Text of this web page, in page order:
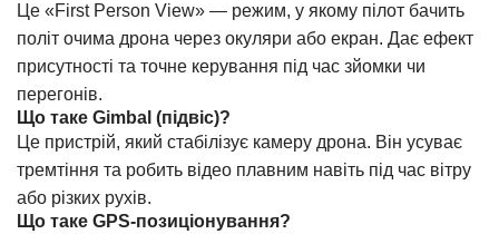
Це «First Person View» — режим, у якому пілот бачить
політ очима дрона через окуляри або екран. Дає ефект
присутності та точне керування під час зйомки чи
перегонів.
Що таке Gimbal (підвіс)?
Це пристрій, який стабілізує камеру дрона. Він усуває
тремтіння та робить відео плавним навіть під час вітру
або різких рухів.
Що таке GPS-позиціонування?